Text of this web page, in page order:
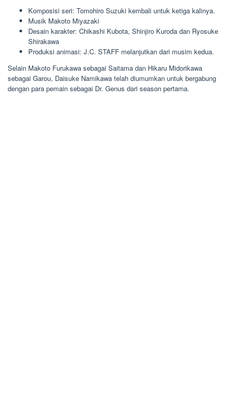
Komposisi seri: Tomohiro Suzuki kembali untuk ketiga kalinya.
Musik Makoto Miyazaki
Desain karakter: Chikashi Kubota, Shinjiro Kuroda dan Ryosuke
Shirakawa
Produksi animasi: J.C. STAFF melanjutkan dari musim kedua.
Selain Makoto Furukawa sebagai Saitama dan Hikaru Midorikawa
sebagai Garou, Daisuke Namikawa telah diumumkan untuk bergabung
dengan para pemain sebagai Dr. Genus dari season pertama.